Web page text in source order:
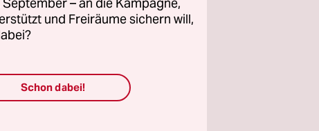
und Freiräume sichern will,
Schon dabei!